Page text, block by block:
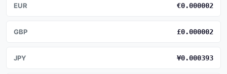
EUR €0.000002
GBP £0.000002
JPY ¥0.000393